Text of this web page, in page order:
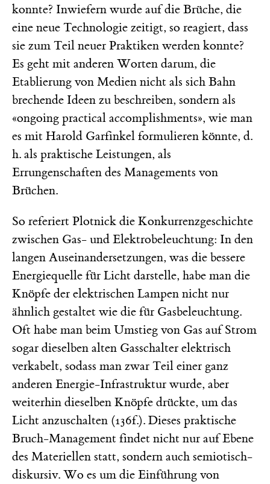
konnte? Inwiefern wurde auf die Brüche, die
eine neue Technologie zeitigt, so reagiert, dass
sie zum Teil neuer Praktiken werden konnte?
Es geht mit anderen Worten darum, die
Etablierung von Medien nicht als sich Bahn
brechende Ideen zu beschreiben, sondern als
«ongoing practical accomplishments», wie man
es mit Harold Garfinkel formulieren könnte, d.
h. als praktische Leistungen, als
Errungenschaften des Managements von
Brüchen.
So referiert Plotnick die Konkurrenzgeschichte
zwischen Gas- und Elektrobeleuchtung: In den
langen Auseinandersetzungen, was die bessere
Energiequelle für Licht darstelle, habe man die
Knöpfe der elektrischen Lampen nicht nur
ähnlich gestaltet wie die für Gasbeleuchtung.
Oft habe man beim Umstieg von Gas auf Strom
sogar dieselben alten Gasschalter elektrisch
verkabelt, sodass man zwar Teil einer ganz
anderen Energie-Infrastruktur wurde, aber
weiterhin dieselben Knöpfe drückte, um das
Licht anzuschalten (136f.). Dieses praktische
Bruch-Management findet nicht nur auf Ebene
des Materiellen statt, sondern auch semiotisch-
diskursiv. Wo es um die Einführung von